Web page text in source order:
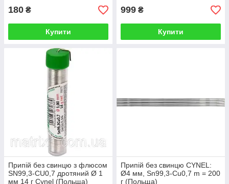
180 ₴
Купити
999 ₴
Купити
Припій без свинцю з флюсом
SN99,3-CU0,7 дротяний Ø 1
мм 14 г Cynel (Польща)
Припій без свинцю CYNEL:
Ø4 мм, Sn99,3-Cu0,7 m = 200
г (Польща)